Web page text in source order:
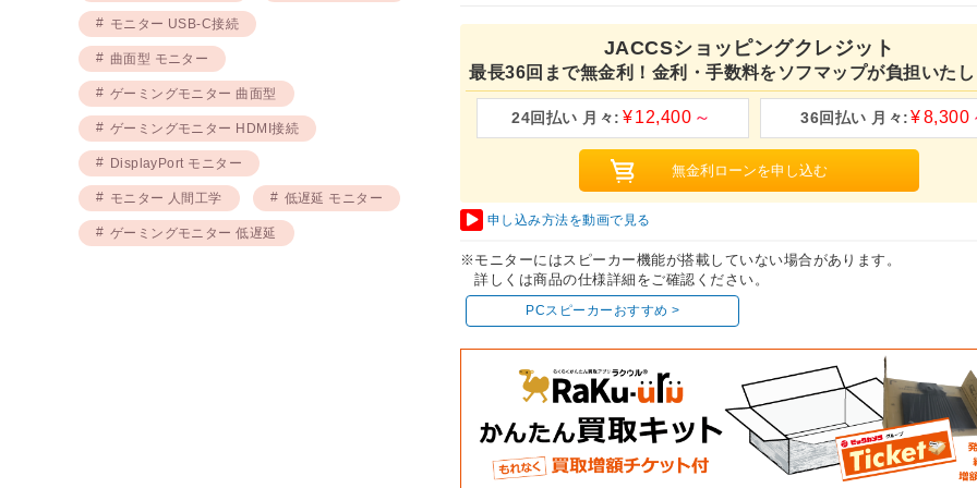
JACCSショッピングクレジット
最長36回まで無金利！金利・手数料をソフマップが負担いた
12,400 8,300
申し込み方法を動画で見る
※モニターにはスピーカー機能が搭載していない場合があります。
詳しくは商品の仕様詳細をご確認ください。
PCスピーカーおすすめ >
モニター USB-C接続
曲面型 モニター
ゲーミングモニター 曲面型
ゲーミングモニター HDMI接続
DisplayPort モニター
モニター 人間工学 低遅延 モニター
ゲーミングモニター 低遅延